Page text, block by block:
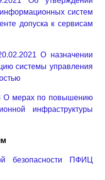
систем
допуска к сервисам
О назначении
системы управления
О мерах по повышению
инфраструктуры
безопасности ПФИЦ